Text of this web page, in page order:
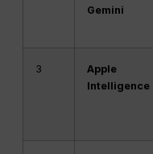
Gemini
3
Apple
Intelligence